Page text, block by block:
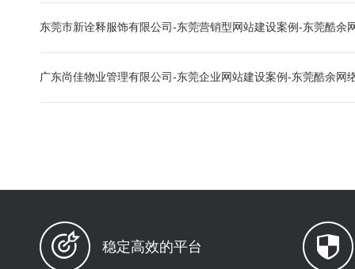
东莞市新诠释服饰有限公司-东莞营销型网站建设案例-东莞酷余
广东尚佳物业管理有限公司-东莞企业网站建设案例-东莞酷余网
稳定高效的平台